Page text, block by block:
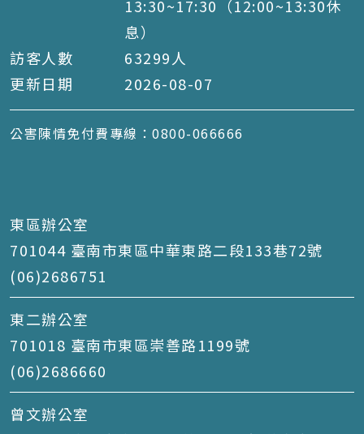
13:30~17:30（12:00~13:30休
息）
訪客人數
63299 人
更新日期
2026-08-07
公害陳情免付費專線：0800-066666
東區辦公室
701044 臺南市東區中華東路二段133巷72號
(06)2686751
東二辦公室
701018 臺南市東區崇善路1199號
(06)2686660
曾文辦公室